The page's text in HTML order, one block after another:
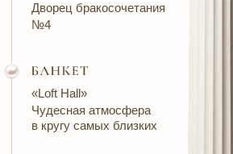
Дворец бракосочетания
№4
«Loft Hall»
Чудесная атмосфера
в кругу самых близких